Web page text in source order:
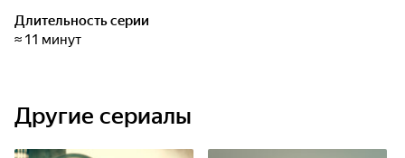
Длительность серии
≈ 11 минут
Другие сериалы